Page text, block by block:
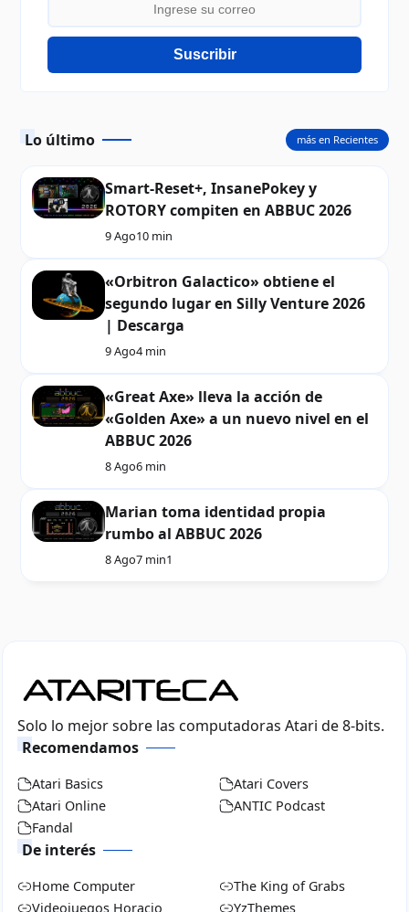
Suscribir
Lo último
Smart-Reset+, InsanePokey y
ROTORY compiten en ABBUC 2026
9 Ago10 min
«Orbitron Galactico» obtiene el
segundo lugar en Silly Venture 2026
| Descarga
9 Ago4 min
«Great Axe» lleva la acción de
«Golden Axe» a un nuevo nivel en el
ABBUC 2026
8 Ago6 min
Marian toma identidad propia
rumbo al ABBUC 2026
8 Ago7 min1
más en Recientes
Solo lo mejor sobre las computadoras Atari de 8-bits.
Recomendamos
Atari Basics
Atari Covers
Atari Online
ANTIC Podcast
Fandal
De interés
Home Computer
The King of Grabs
Videojuegos Horacio
YzThemes